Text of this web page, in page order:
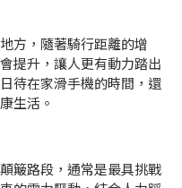
方，隨著騎行距離的增
提升，讓人更有動力踏出
待在家滑手機的時間，還
生活。
簸路段，通常是最具挑戰